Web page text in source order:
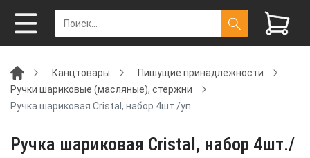
Канцтовары
Пишущие принадлежности
Ручки шариковые (масляные), стержни
Ручка шариковая Cristal, набор 4шт./уп.
Ручка шариковая Cristal, набор 4шт./